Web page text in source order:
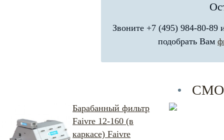
Звоните +7 (495) 984-80-89
подобрать Вам
Барабанный фильтр
Faivre 12-160 (в
каркасе) Faivre